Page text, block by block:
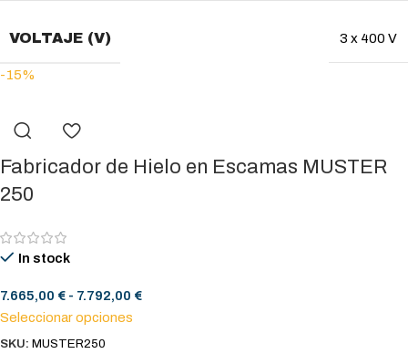
VOLTAJE (V) 3 x 400 V
-15%
Fabricador de Hielo en Escamas MUSTER
250
In stock
7.665,00 € - 7.792,00 €
Seleccionar opciones
SKU: MUSTER250